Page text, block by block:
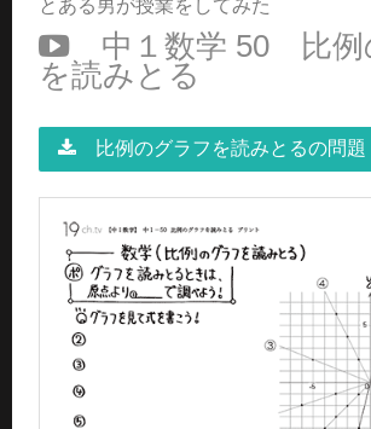
とある男が授業をしてみた
中１数学 50 比例
を読みとる
比例のグラフを読みとるの問